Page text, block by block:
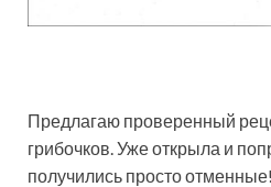
Предлагаю проверенный
грибочков. Уже открыла и
получились просто